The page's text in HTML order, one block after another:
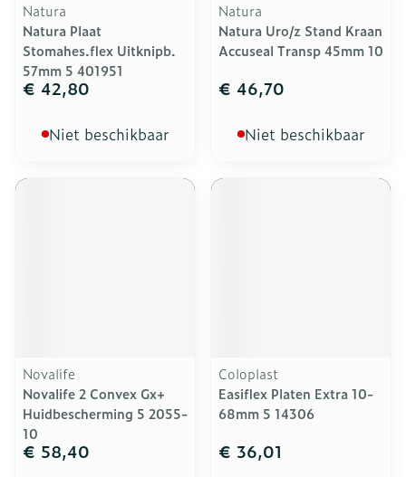
Natura
Natura Plaat
Stomahes.flex Uitknipb.
57mm 5 401951
€ 42,80
Niet beschikbaar
Natura
Natura Uro/z Stand Kraan
Accuseal Transp 45mm 10
€ 46,70
Niet beschikbaar
Novalife
Novalife 2 Convex Gx+
Huidbescherming 5 2055-
10
€ 58,40
Coloplast
Easiflex Platen Extra 10-
68mm 5 14306
€ 36,01